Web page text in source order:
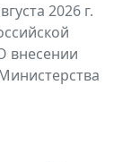
2026 г.
внесении